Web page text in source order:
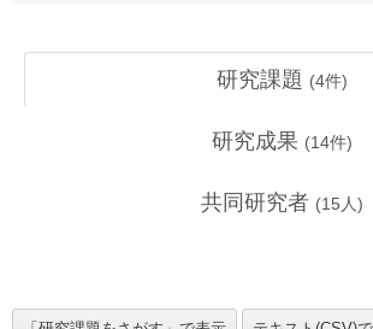
研究課題 (4件)
研究成果 (14件)
共同研究者 (15 人)